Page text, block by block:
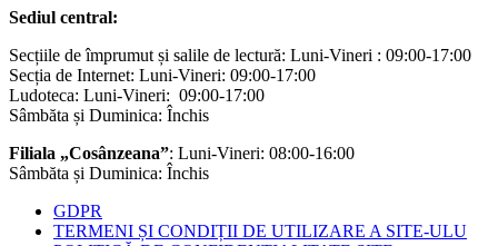
Sediul central:
Secțiile de împrumut și salile de lectură: Luni-Vineri : 09:00-17:00
Secția de Internet: Luni-Vineri: 09:00-17:00
Ludoteca: Luni-Vineri: 09:00-17:00
Sâmbăta și Duminica: Închis
Filiala „Cosânzeana”: Luni-Vineri: 08:00-16:00
Sâmbăta și Duminica: Închis
GDPR
TERMENI ȘI CONDIȚII DE UTILIZARE A SITE-ULU